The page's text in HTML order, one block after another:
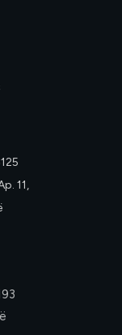
11,